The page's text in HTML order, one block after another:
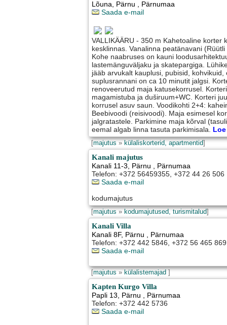
Lõuna, Pärnu , Pärnumaa
Saada e-mail
VALLIKÄÄRU - 350 m Kahetoaline korter
kesklinnas. Vanalinna peatänavani
Kohe naabruses on kauni
lastemänguväljaku ja skatepargiga.
jääb arvukalt kauplusi, pubisid, kohvikuid,
suplusrannani on ca 10 minutit jalgsi.
renoveerutud maja katusekorrusel.
magamistuba ja duširuum+WC. Korteri
korrusel asuv saun. Voodikohti 2+4:
Beebivoodi (reisivoodi). Maja esimesel
jalgratastele. Parkimine maja kõrval
eemal algab linna tasuta parkimisala.
[majutus»külaliskorterid, apartmentid]
Kanali majutus
Kanali 11-3, Pärnu , Pärnumaa
Telefon: +372 56459355, +372 44 26 506
Saada e-mail
kodumajutus
[majutus»kodumajutused, turismitalud]
Kanali Villa
Kanali 8F, Pärnu , Pärnumaa
Telefon: +372 442 5846, +372 56 465 869
Saada e-mail
[majutus»külalistemajad]
Kapten Kurgo Villa
Papli 13, Pärnu , Pärnumaa
Telefon: +372 442 5736
Saada e-mail